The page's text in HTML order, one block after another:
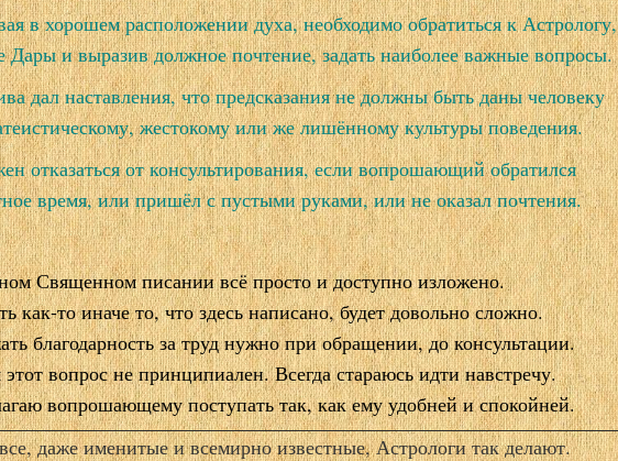
в хорошем расположении духа, необходимо обратиться к Астрологу,
и выразив должное почтение, задать наиболее важные вопросы.
дал наставления, что предсказания не должны быть даны человеку
жестокому или же лишённому культуры поведения.
отказаться от консультирования, если вопрошающий обратился
время, или пришёл с пустыми руками, или не оказал почтения.
.
Священном писании всё просто и доступно изложено.
как-то иначе то, что здесь написано, будет довольно сложно.
благодарность за труд нужно при обращении, до консультации.
вопрос не принципиален. Всегда стараюсь идти навстречу.
вопрошающему поступать так, как ему удобней и спокойней.
даже именитые и всемирно известные, Астрологи так делают.